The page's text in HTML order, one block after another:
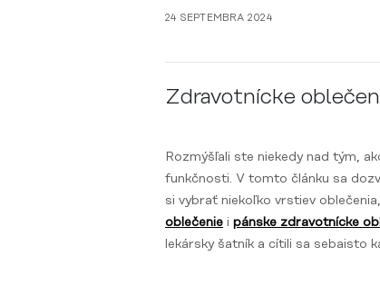
24 SEPTEMBRA 2024
Zdravotnícke
Rozmýšľali ste niekedy nad tým,
funkčnosti. V tomto článku sa
si vybrať niekoľko vrstiev
oblečenie i pánske zdravotnícke
lekársky šatník a cítili sa sebaisto